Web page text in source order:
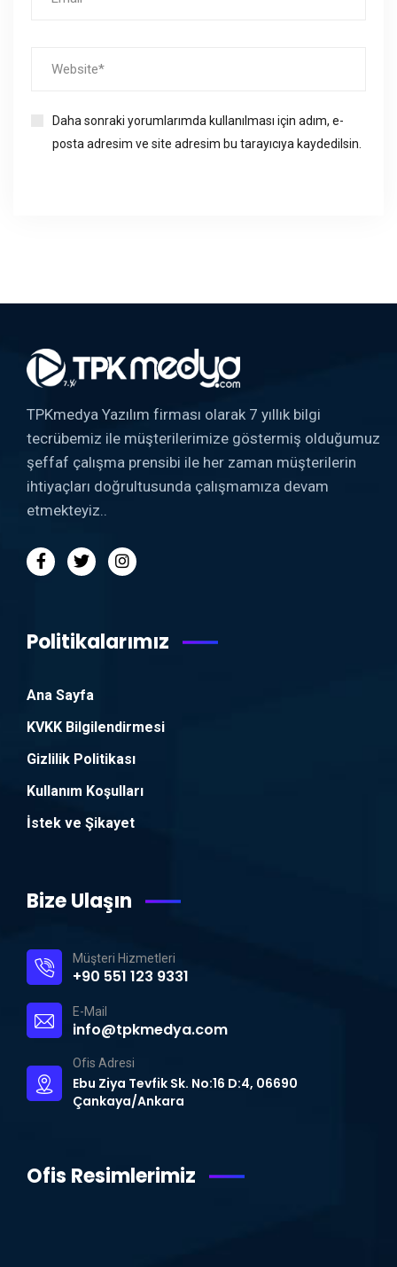
Daha sonraki yorumlarımda kullanılması için adım, e-
posta adresim ve site adresim bu tarayıcıya kaydedilsin.
TPKmedya Yazılım firması olarak 7 yıllık bilgi
tecrübemiz ile müşterilerimize göstermiş olduğumuz
şeffaf çalışma prensibi ile her zaman müşterilerin
ihtiyaçları doğrultusunda çalışmamıza devam
etmekteyiz..
Politikalarımız
Ana Sayfa
KVKK Bilgilendirmesi
Gizlilik Politikası
Kullanım Koşulları
İstek ve Şikayet
Bize Ulaşın
Müşteri Hizmetleri
+90 551 123 9331
E-Mail
info@tpkmedya.com
Ofis Adresi
Ebu Ziya Tevfik Sk. No:16 D:4, 06690
Çankaya/Ankara
Ofis Resimlerimiz